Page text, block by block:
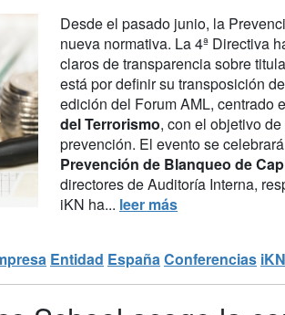
Desde el pasado junio, la
nueva normativa. La 4ª Directiva
claros de transparencia sobre
está por definir su transposición
edición del Forum AML, centrado
del Terrorismo, con el objetivo
prevención. El evento se celebrará
Prevención de Blanqueo de
directores de Auditoría Interna,
iKN ha... leer más
Entidad España Conferencias iKN